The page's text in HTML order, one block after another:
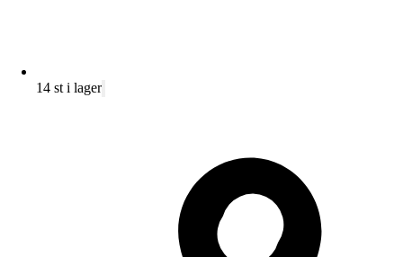
14 st i lager